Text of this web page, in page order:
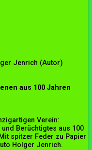
Jenrich (Autor)
aus 100 Jahren
Verein:
Berüchtigtes aus 100
spitzer Feder zu Papier
Holger Jenrich.